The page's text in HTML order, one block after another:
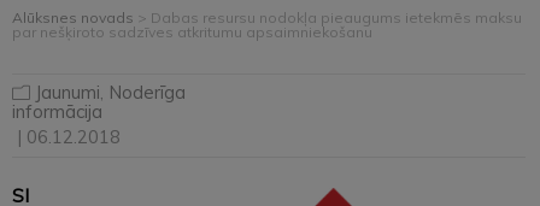
Alūksnes novads > Dabas resursu nodokļa pieaugums ietekmēs maksu
par nešķiroto sadzīves atkritumu apsaimniekošanu
Jaunumi Noderīga
informācija
| 06.12.2018
SI